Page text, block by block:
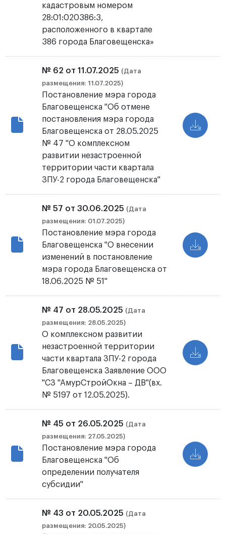
кадастровым номером
28:01:020386:3,
расположенного в квартале
386 города Благовещенска»
№ 62 от 11.07.2025 (Дата
размещения: 11.07.2025)
Постановление мэра города
Благовещенска "Об отмене
постановления мэра города
Благовещенска от 28.05.2025
№ 47 "О комплексном
развитии незастроенной
территории части квартала
ЗПУ-2 города Благовещенска"
№ 57 от 30.06.2025 (Дата
размещения: 01.07.2025)
Постановление мэра города
Благовещенска "О внесении
изменений в постановление
мэра города Благовещенска от
18.06.2025 № 51"
№ 47 от 28.05.2025 (Дата
размещения: 28.05.2025)
О комплексном развитии
незастроенной территории
части квартала ЗПУ-2 города
Благовещенска Заявление ООО
"СЗ "АмурСтройОкна – ДВ"(вх.
№ 5197 от 12.05.2025).
№ 45 от 26.05.2025 (Дата
размещения: 27.05.2025)
Постановление мэра города
Благовещенска "Об
определении получателя
субсидии"
№ 43 от 20.05.2025 (Дата
размещения: 20.05.2025)